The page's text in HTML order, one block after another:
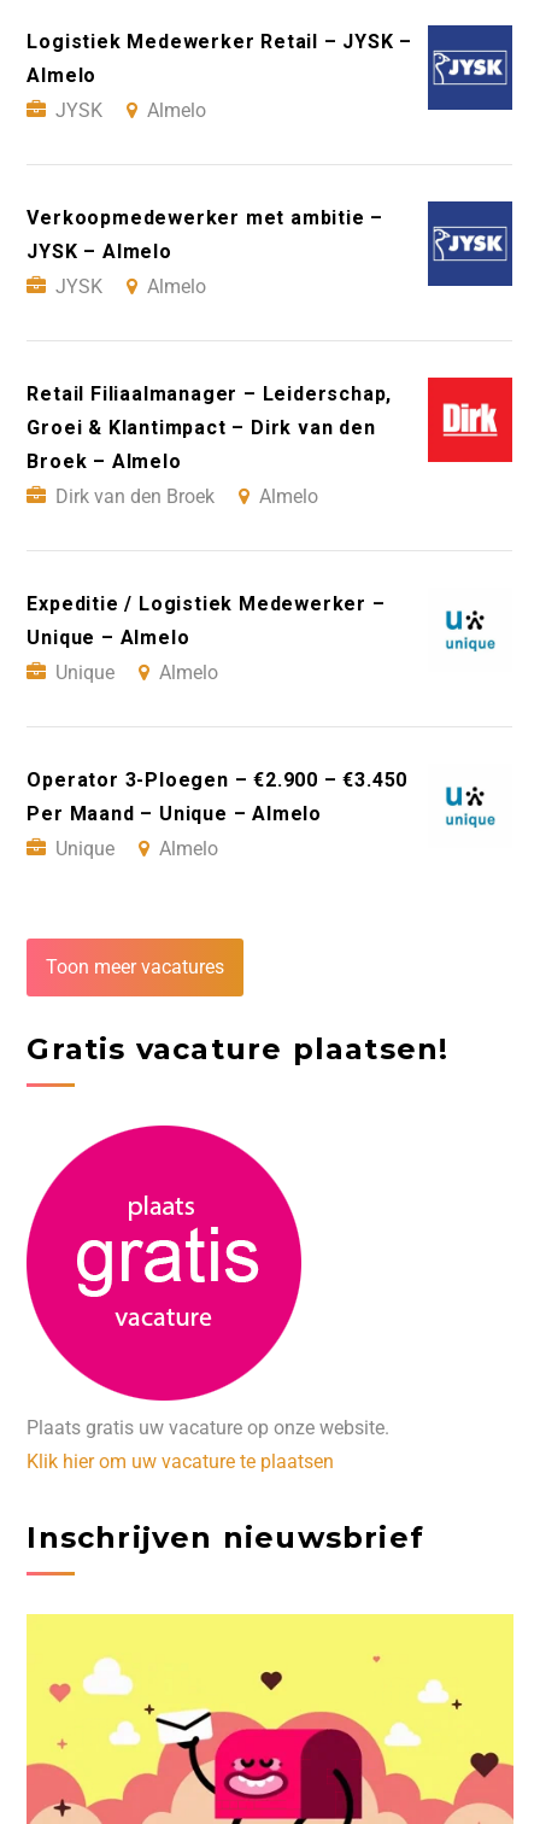
Logistiek Medewerker Retail – JYSK –
Almelo
JYSK
Almelo
Verkoopmedewerker met ambitie –
JYSK – Almelo
JYSK
Almelo
Retail Filiaalmanager – Leiderschap,
Groei & Klantimpact – Dirk van den
Broek – Almelo
Dirk van den Broek
Almelo
Expeditie / Logistiek Medewerker –
Unique – Almelo
Unique
Almelo
Operator 3-Ploegen – €2.900 – €3.450
Per Maand – Unique – Almelo
Unique
Almelo
Toon meer vacatures
Gratis vacature plaatsen!
Plaats gratis uw vacature op onze website.
Klik hier om uw vacature te plaatsen
Inschrijven nieuwsbrief